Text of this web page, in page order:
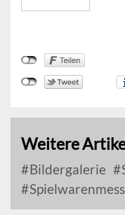
Weitere
Bildergalerie